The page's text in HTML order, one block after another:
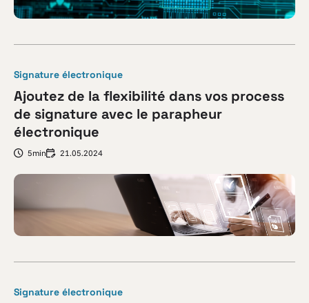
Signature électronique
Ajoutez de la flexibilité dans vos process
de signature avec le parapheur
électronique
5min 21.05.2024
Signature électronique